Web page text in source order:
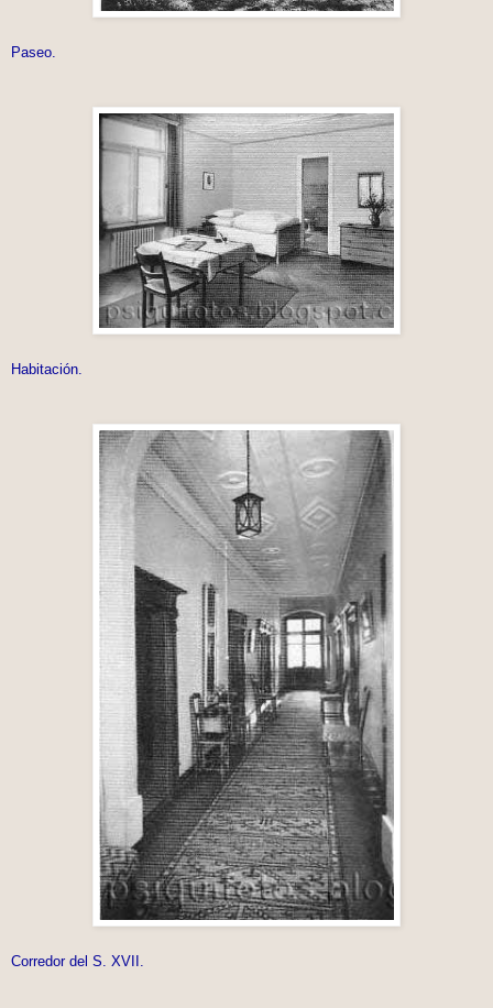
Paseo.
Habitación.
Corredor del S. XVII.